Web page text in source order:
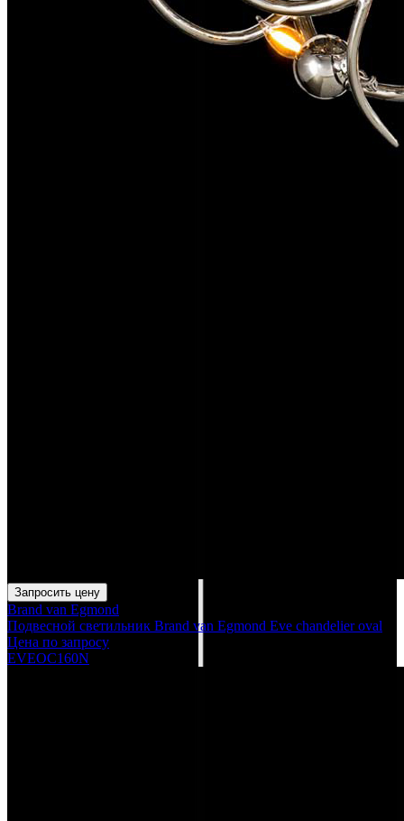
Запросить цену
Brand van Egmond
Подвесной светильник Brand van Egmond Eve chandelier oval
Цена по запросу
EVEOC160N